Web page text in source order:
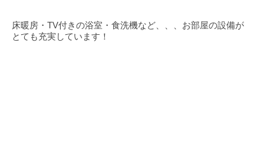
床暖房・TV付きの浴室・食洗機など、、、お部屋の設備が
とても充実しています！